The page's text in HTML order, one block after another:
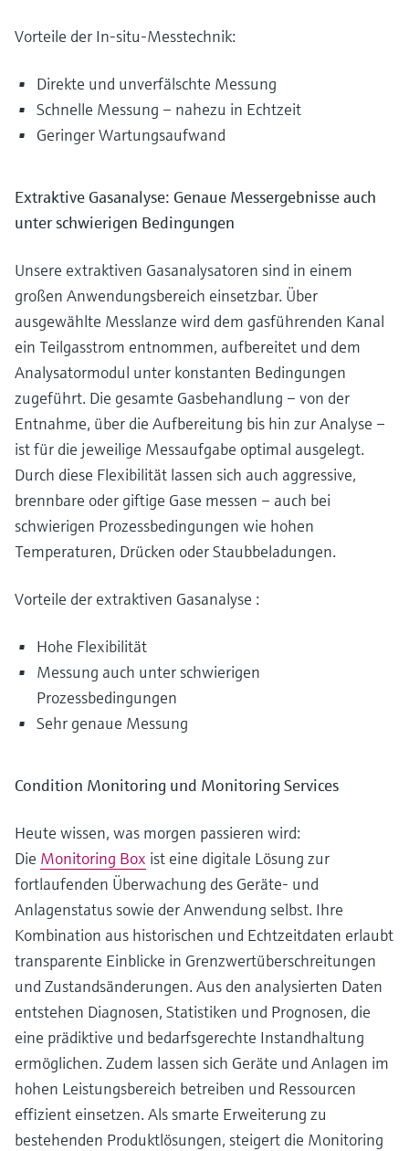
Vorteile der In-situ-Messtechnik:
Direkte und unverfälschte Messung
Schnelle Messung – nahezu in Echtzeit
Geringer Wartungsaufwand
Extraktive Gasanalyse: Genaue Messergebnisse auch
unter schwierigen Bedingungen
Unsere extraktiven Gasanalysatoren sind in einem
großen Anwendungsbereich einsetzbar. Über
ausgewählte Messlanze wird dem gasführenden Kanal
ein Teilgasstrom entnommen, aufbereitet und dem
Analysatormodul unter konstanten Bedingungen
zugeführt. Die gesamte Gasbehandlung – von der
Entnahme, über die Aufbereitung bis hin zur Analyse –
ist für die jeweilige Messaufgabe optimal ausgelegt.
Durch diese Flexibilität lassen sich auch aggressive,
brennbare oder giftige Gase messen – auch bei
schwierigen Prozessbedingungen wie hohen
Temperaturen, Drücken oder Staubbeladungen.
Vorteile der extraktiven Gasanalyse :
Hohe Flexibilität
Messung auch unter schwierigen
Prozessbedingungen
Sehr genaue Messung
Condition Monitoring und Monitoring Services
Heute wissen, was morgen passieren wird:
Die Monitoring Box ist eine digitale Lösung zur
fortlaufenden Überwachung des Geräte- und
Anlagenstatus sowie der Anwendung selbst. Ihre
Kombination aus historischen und Echtzeitdaten erlaubt
transparente Einblicke in Grenzwertüberschreitungen
und Zustandsänderungen. Aus den analysierten Daten
entstehen Diagnosen, Statistiken und Prognosen, die
eine prädiktive und bedarfsgerechte Instandhaltung
ermöglichen. Zudem lassen sich Geräte und Anlagen im
hohen Leistungsbereich betreiben und Ressourcen
effizient einsetzen. Als smarte Erweiterung zu
bestehenden Produktlösungen, steigert die Monitoring